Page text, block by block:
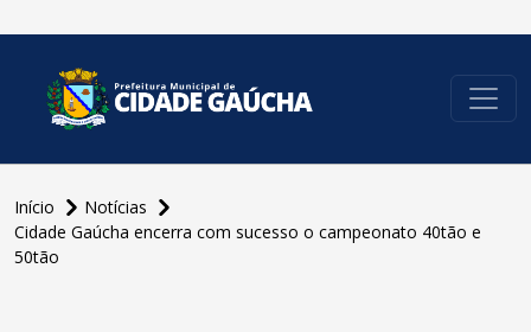
Início
Notícias
Cidade Gaúcha encerra com sucesso o campeonato 40tão e
50tão